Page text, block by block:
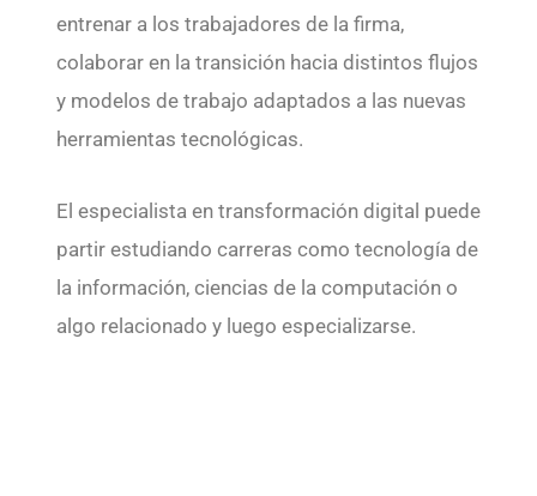
entrenar a los trabajadores de la firma,
colaborar en la transición hacia distintos flujos
y modelos de trabajo adaptados a las nuevas
herramientas tecnológicas.
El especialista en transformación digital puede
partir estudiando carreras como tecnología de
la información, ciencias de la computación o
algo relacionado y luego especializarse.